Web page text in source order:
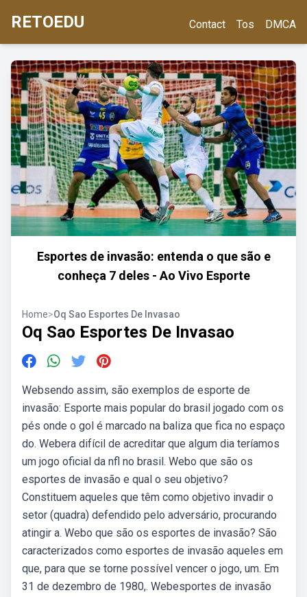
RETOEDU Contact Tos DMCA
Esportes de invasão: entenda o que são e
conheça 7 deles - Ao Vivo Esporte
Home>Oq Sao Esportes De Invasao
Oq Sao Esportes De Invasao
Websendo assim, são exemplos de esporte de
invasão: Esporte mais popular do brasil jogado com os
pés onde o gol é marcado na baliza que fica no espaço
do. Webera difícil de acreditar que algum dia teríamos
um jogo oficial da nfl no brasil. Webo que são os
esportes de invasão e qual o seu objetivo?
Constituem aqueles que têm como objetivo invadir o
setor (quadra) defendido pelo adversário, procurando
atingir a. Webo que são os esportes de invasão? São
caracterizados como esportes de invasão aqueles em
que, para que se torne possível vencer o jogo, um. Em
31 de dezembro de 1980,. Webesportes de invasão